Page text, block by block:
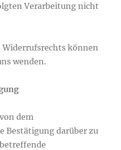
Verarbeitung nicht
Widerrufsrechts können
wenden.
dem
Bestätigung darüber zu